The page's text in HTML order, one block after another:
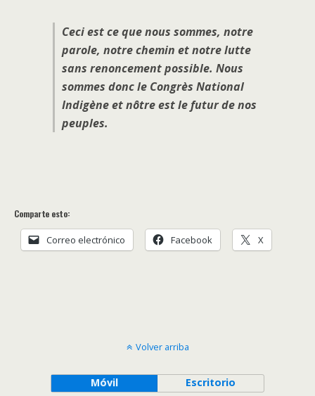
Ceci est ce que nous sommes, notre
parole, notre chemin et notre lutte
sans renoncement possible. Nous
sommes donc le Congrès National
Indigène et nôtre est le futur de nos
peuples.
Comparte esto:
Correo electrónico Facebook X
Volver arriba
Móvil Escritorio